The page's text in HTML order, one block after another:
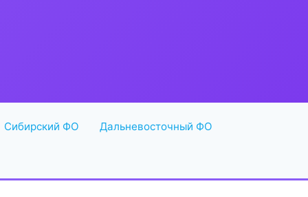
Сибирский ФО Дальневосточный ФО